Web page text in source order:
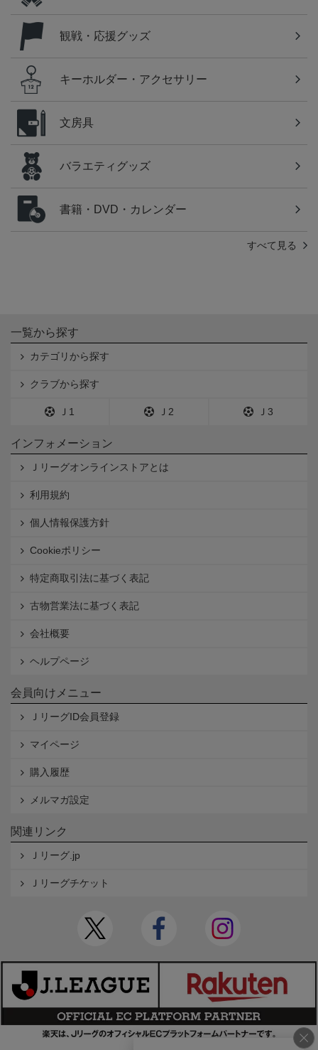
観戦・応援グッズ
キーホルダー・アクセサリー
文房具
バラエティグッズ
書籍・DVD・カレンダー
すべて見る
一覧から探す
カテゴリから探す
クラブから探す
Ｊ1 Ｊ2 Ｊ3
インフォメーション
Ｊリーグオンラインストアとは
利用規約
個人情報保護方針
Cookieポリシー
特定商取引法に基づく表記
古物営業法に基づく表記
会社概要
ヘルプページ
会員向けメニュー
ＪリーグID会員登録
マイページ
購入履歴
メルマガ設定
関連リンク
Ｊリーグ.jp
Ｊリーグチケット